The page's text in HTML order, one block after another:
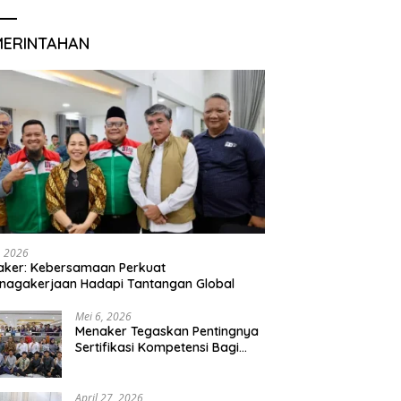
2026
Kebersamaan Perkuat
Hadapi Tantangan Global
Mei 6, 2026
Menaker Tegaskan Pentingnya
Sertifikasi Kompetensi Bagi